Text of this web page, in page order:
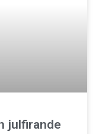
julfirande